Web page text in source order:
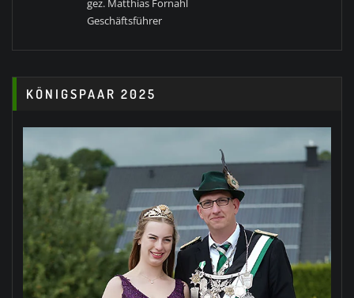
gez. Matthias Fornahl
Geschäftsführer
KÖNIGSPAAR 2025